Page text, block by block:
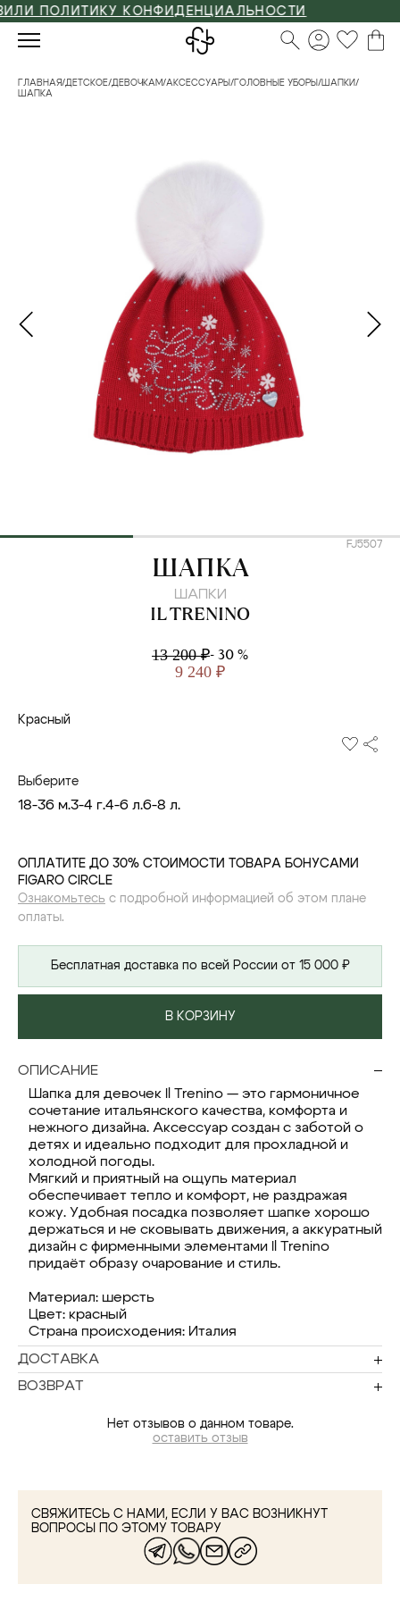
ПОЛИТИКУ КОНФИДЕНЦИАЛЬНОСТИ
ГЛАВНАЯ/ДЕТСКОЕ/ДЕВОЧКАМ/АКСЕССУАРЫ / ГОЛОВНЫЕ УБОРЫ /ШАПКИ/
ШАПКА
FJ5507
IL TRENINO
ШАПКА
ШАПКИ
IL TRENINO
13 200 ₽- 30 %
9 240 ₽
Красный
Выберите
18-36 м.3-4 г.4-6 л.6-8 л.
ОПЛАТИТЕ ДО 30% СТОИМОСТИ ТОВАРА БОНУСАМИ
FIGARO CIRCLE
Ознакомьтесь с подробной информацией об этом плане
оплаты.
Бесплатная доставка по всей России от 15 000 ₽
В КОРЗИНУ
ОПИСАНИЕ
Шапка для девочек Il Trenino — это гармоничное
сочетание итальянского качества, комфорта и
нежного дизайна. Аксессуар создан с заботой о
детях и идеально подходит для прохладной и
холодной погоды.
Мягкий и приятный на ощупь материал
обеспечивает тепло и комфорт, не раздражая
кожу. Удобная посадка позволяет шапке хорошо
держаться и не сковывать движения, а аккуратный
дизайн с фирменными элементами Il Trenino
придаёт образу очарование и стиль.
Материал: шерсть
Цвет: красный
Страна происходения: Италия
ДОСТАВКА
ВОЗВРАТ
Нет отзывов о данном товаре.
оставить отзыв
СВЯЖИТЕСЬ С НАМИ, ЕСЛИ У ВАС ВОЗНИКНУТ
ВОПРОСЫ ПО ЭТОМУ ТОВАРУ